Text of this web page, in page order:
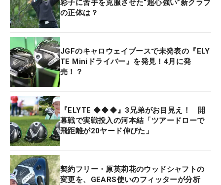
彩子に苦手を克服させた“超心強い”新クラブ
の正体は？
JGFのキャロウェイブースで未発表の『ELY
TE Miniドライバー』を発見！4月に発
売！？
『ELYTE ◆◆◆』3兄弟がお目見え！ 開
幕戦で実戦投入の河本結「ツアードローで
飛距離が20ヤード伸びた」
契約フリー・原英莉花のウッドシャフトの
変更を、GEARS使いのフィッターが分析